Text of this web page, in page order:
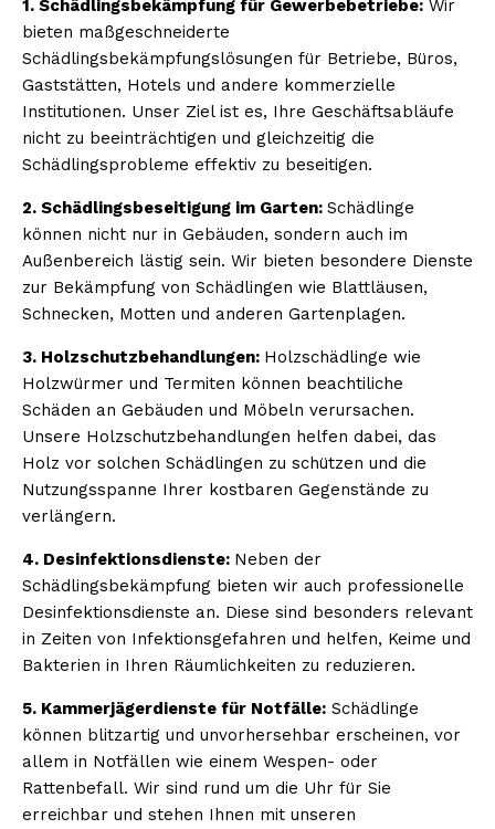
1. Schädlingsbekämpfung für Gewerbebetriebe: Wir
bieten maßgeschneiderte
Schädlingsbekämpfungslösungen für Betriebe, Büros,
Gaststätten, Hotels und andere kommerzielle
Institutionen. Unser Ziel ist es, Ihre Geschäftsabläufe
nicht zu beeinträchtigen und gleichzeitig die
Schädlingsprobleme effektiv zu beseitigen.
2. Schädlingsbeseitigung im Garten: Schädlinge
können nicht nur in Gebäuden, sondern auch im
Außenbereich lästig sein. Wir bieten besondere Dienste
zur Bekämpfung von Schädlingen wie Blattläusen,
Schnecken, Motten und anderen Gartenplagen.
3. Holzschutzbehandlungen: Holzschädlinge wie
Holzwürmer und Termiten können beachtiliche
Schäden an Gebäuden und Möbeln verursachen.
Unsere Holzschutzbehandlungen helfen dabei, das
Holz vor solchen Schädlingen zu schützen und die
Nutzungsspanne Ihrer kostbaren Gegenstände zu
verlängern.
4. Desinfektionsdienste: Neben der
Schädlingsbekämpfung bieten wir auch professionelle
Desinfektionsdienste an. Diese sind besonders relevant
in Zeiten von Infektionsgefahren und helfen, Keime und
Bakterien in Ihren Räumlichkeiten zu reduzieren.
5. Kammerjägerdienste für Notfälle: Schädlinge
können blitzartig und unvorhersehbar erscheinen, vor
allem in Notfällen wie einem Wespen- oder
Rattenbefall. Wir sind rund um die Uhr für Sie
erreichbar und stehen Ihnen mit unseren